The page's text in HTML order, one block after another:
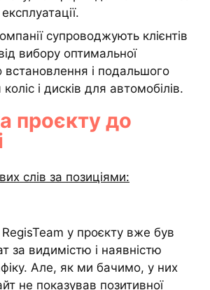
супроводжують клієнтів
вибору оптимальної
встановлення і подальшого
і дисків для автомобілів.
проєкту до
слів за позиціями:
у проєкту вже був
за видимістю і наявністю
Але, як ми бачимо, у них
не показував позитивної